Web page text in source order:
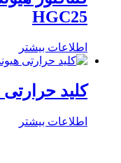
HGC25
اطلاعات بیشتر
کلید حرارتی
اطلاعات بیشتر